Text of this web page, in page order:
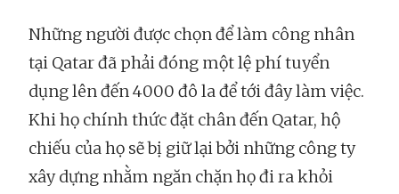
Những người được chọn để làm công nhân
tại Qatar đã phải đóng một lệ phí tuyển
dụng lên đến 4000 đô la để tới đây làm việc.
Khi họ chính thức đặt chân đến Qatar, hộ
chiếu của họ sẽ bị giữ lại bởi những công ty
xây dựng nhằm ngăn chặn họ đi ra khỏi